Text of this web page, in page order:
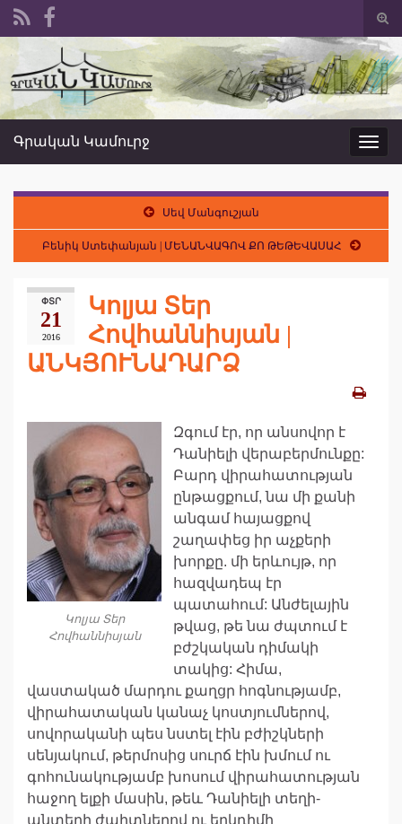
form
Search for:
Գրական Կամուրջ
Սեվ Մանգուշյան
Բենիկ Ստեփանյան | ՄԵՆԱՆՎԱԳՈՎ ՔՈ ԹԵԹԵՎԱՍԱՀ
ՓՏՐ
21
2016
Կոլյա Տեր
Հովհաննիսյան |
ԱՆԿՅՈՒՆԱԴԱՐՁ
Կոլյա Տեր
Հովհաննիսյան
Զգում էր, որ անսովոր է
Դանիելի վերաբերմունքը:
Բարդ վիրահատության
ընթացքում, նա մի քանի
անգամ հայացքով
շաղափեց իր աչքերի
խորքը. մի երևույթ, որ
հազվադեպ էր
պատահում: Անժելային
թվաց, թե նա ժպտում է
բժշկական դիմակի
տակից: Հիմա,
վաստակած մարդու քաղցր հոգնությամբ,
վիրահատական կանաչ կոստյումներով,
սովորականի պես նստել էին բժիշկների
սենյակում, թերմոսից սուրճ էին խմում ու
գոհունակությամբ խոսում վիրահատության
հաջող ելքի մասին, թեև Դանիելի տեղի-
անտեղի ժպիտներով ու երկդիմի